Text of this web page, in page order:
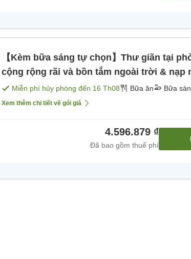
【Kèm bữa sáng tự chọn】Thư giãn tại
cộng rộng rãi và bồn tắm ngoài trời & nạp
bữa sáng ★ Có thể nhận phòng muộn đến
sáng]
Miễn phí hủy phòng đến 16 Th08 Bữa ăn Bữa
Xem thêm chi tiết về gói giá
4.596.879 ₫
Đã bao gồm thuế phí